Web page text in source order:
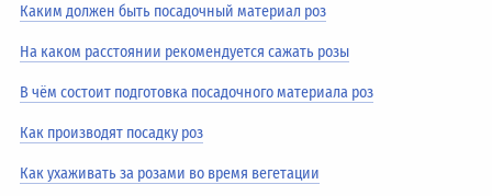
Каким должен быть посадочный материал роз
На каком расстоянии рекомендуется сажать розы
В чём состоит подготовка посадочного материала роз
Как производят посадку роз
Как ухаживать за розами во время вегетации